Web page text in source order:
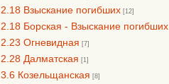
2.18 Взыскание погибших [12]
2.18 Борская - Взыскание погибших
2.23 Огневидная [7]
2.28 Далматская [1]
3.6 Козельщанская [8]